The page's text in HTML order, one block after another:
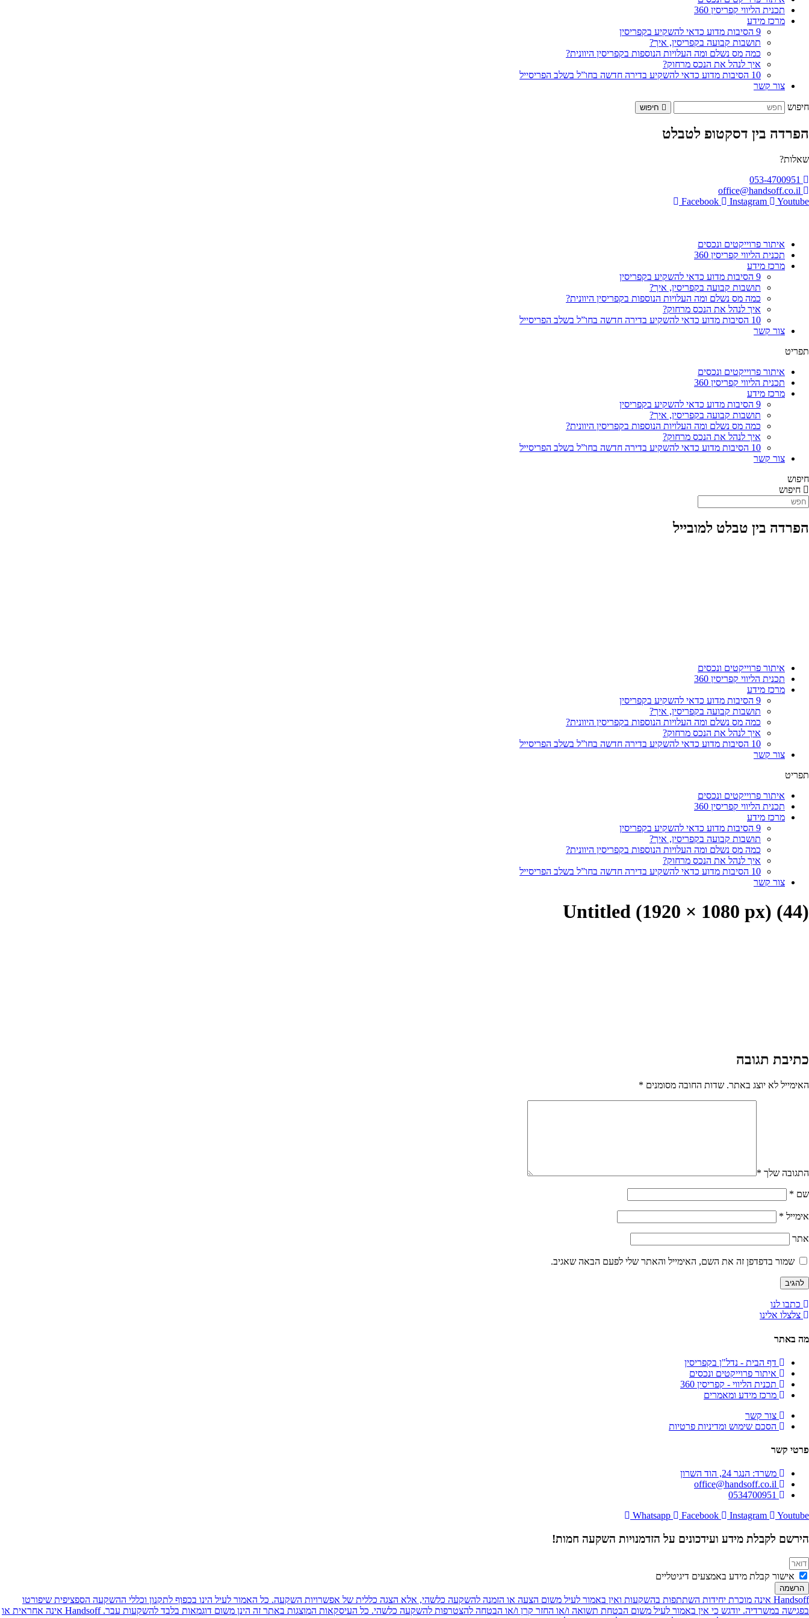
תכנית הליווי קפריסין 360
מרכז מידע
9 הסיבות מדוע כדאי להשקיע בקפריסין
תושבות קבועה בקפריסין, איך?
כמה מס נשלם ומה העלויות הנוספות בקפריסין היוונית?
איך לנהל את הנכס מרחוק?
10 הסיבות מדוע כדאי להשקיע בדירה חדשה בחו”ל בשלב הפריסייל
צור קשר
חיפוש חיפוש
הפרדה בין דסקטופ לטבלט
שאלות?
053-4700951
office@handsoff.co.il
Facebook
Instagram Youtube
איתור פרוייקטים ונכסים
תכנית הליווי קפריסין 360
מרכז מידע
9 הסיבות מדוע כדאי להשקיע בקפריסין
תושבות קבועה בקפריסין, איך?
כמה מס נשלם ומה העלויות הנוספות בקפריסין היוונית?
איך לנהל את הנכס מרחוק?
10 הסיבות מדוע כדאי להשקיע בדירה חדשה בחו”ל בשלב הפריסייל
צור קשר
תפריט
איתור פרוייקטים ונכסים
תכנית הליווי קפריסין 360
מרכז מידע
9 הסיבות מדוע כדאי להשקיע בקפריסין
תושבות קבועה בקפריסין, איך?
כמה מס נשלם ומה העלויות הנוספות בקפריסין היוונית?
איך לנהל את הנכס מרחוק?
10 הסיבות מדוע כדאי להשקיע בדירה חדשה בחו”ל בשלב הפריסייל
צור קשר
חיפוש
חיפוש
הפרדה בין טבלט למובייל
איתור פרוייקטים ונכסים
תכנית הליווי קפריסין 360
מרכז מידע
9 הסיבות מדוע כדאי להשקיע בקפריסין
תושבות קבועה בקפריסין, איך?
כמה מס נשלם ומה העלויות הנוספות בקפריסין היוונית?
איך לנהל את הנכס מרחוק?
10 הסיבות מדוע כדאי להשקיע בדירה חדשה בחו”ל בשלב הפריסייל
צור קשר
תפריט
איתור פרוייקטים ונכסים
תכנית הליווי קפריסין 360
מרכז מידע
9 הסיבות מדוע כדאי להשקיע בקפריסין
תושבות קבועה בקפריסין, איך?
כמה מס נשלם ומה העלויות הנוספות בקפריסין היוונית?
איך לנהל את הנכס מרחוק?
10 הסיבות מדוע כדאי להשקיע בדירה חדשה בחו”ל בשלב הפריסייל
צור קשר
Untitled (1920 × 1080 px) (44)
כתיבת תגובה
האימייל לא יוצג באתר. שדות החובה מסומנים *
התגובה שלך *
שם *
אימייל *
אתר
שמור בדפדפן זה את השם, האימייל והאתר שלי לפעם הבאה שאגיב.
כתבו לנו
צלצלו אלינו
מה באתר
דף הבית - נדל"ן בקפריסין
איתור פרוייקטים ונכסים
תכנית הליווי - קפריסין 360
מרכז מידע ומאמרים
צור קשר
הסכם שימוש ומדיניות פרטיות
פרטי קשר
משרד: הנגר 24, הוד השרון
office@handsoff.co.il
0534700951
Whatsapp
Facebook Instagram Youtube
הירשם לקבלת מידע ועידכונים על הזדמנויות השקעה חמות!
אישור קבלת מידע באמצעים דיגיטליים
הרשמה
Handsoff אינה מוכרת יחידות השתתפות בהשקעות ואין באמור לעיל משום הצעה או הזמנה להשקעה כלשהי, אלא הצגה כללית של אפשרויות השקעה. כל האמור לעיל הינו בכפוף לתקנון וכללי ההשקעה הספציפית שיפורטו
בפגישה במשרדיה. יודגש כי אין באמור לעיל משום הבטחת תשואה ו/או החזר קרן ו/או הבטחה להצטרפות להשקעה כלשהי. כל העיסקאות המוצגות באתר זה הינן משום דוגמאות בלבד להשקעות עבר. Handsoff אינה אחראית או